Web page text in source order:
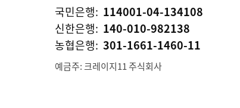
국민은행: 114001-04-134108
신한은행: 140-010-982138
농협은행: 301-1661-1460-11
예금주: 크레이지11 주식회사